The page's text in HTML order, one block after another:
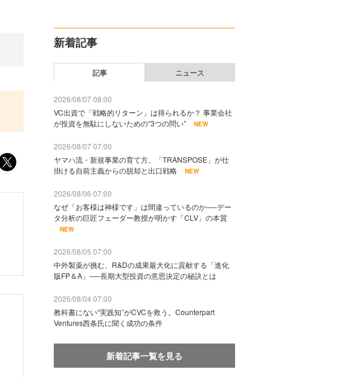
新着記事
記事 ニュース
2026/08/07 08:00
VC出資で「戦略的リターン」は得られるか？ 事業会社
が投資を無駄にしないための“3つの問い”
NEW
2026/08/07 07:00
ヤマハ流・新規事業の育て方。「TRANSPOSE」が仕
掛ける自前主義からの脱却と出口戦略
NEW
2026/08/06 07:00
なぜ「お客様は神様です」は間違っているのか──デー
タ分析の巨匠フェーダー教授が明かす「CLV」の本質
NEW
2026/08/05 07:00
中外製薬が挑む、R&Dの成果最大化に貢献する「進化
版FP＆A」──長期大型投資の意思決定の秘訣とは
2026/08/04 07:00
教科書にない“実践知”がCVCを救う。Counterpart
Ventures西条氏に聞く成功の条件
新着記事一覧を見る